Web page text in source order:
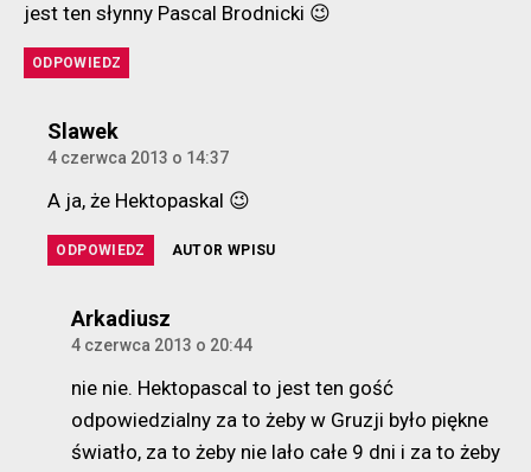
jest ten słynny Pascal Brodnicki 😉
ODPOWIEDZ
Slawekkomentarz:
4 czerwca 2013 o 14:37
A ja, że Hektopaskal 😉
ODPOWIEDZ AUTOR WPISU
Arkadiuszkomentarz:
4 czerwca 2013 o 20:44
nie nie. Hektopascal to jest ten gość
odpowiedzialny za to żeby w Gruzji było piękne
światło, za to żeby nie lało całe 9 dni i za to żeby